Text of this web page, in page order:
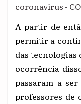
coronavírus -
A partir de
permitir a
das tecnologias
ocorrência
passaram a
professores de